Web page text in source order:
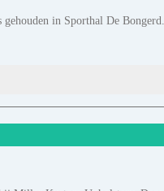
in Sporthal De